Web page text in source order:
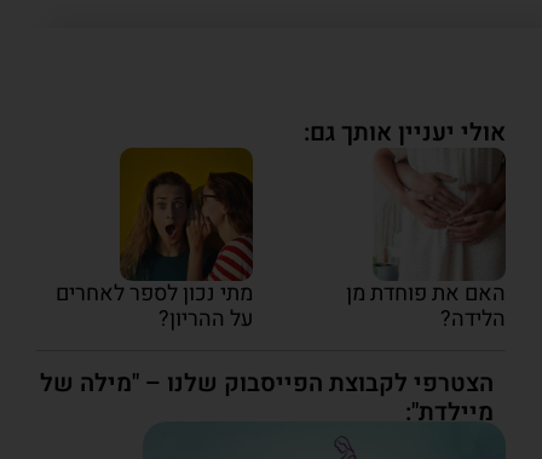
אולי יעניין אותך גם:
האם את פוחדת מן
הלידה?
מתי נכון לספר לאחרים
על ההריון?
הצטרפי לקבוצת הפייסבוק שלנו – "מילה של
מיילדת":